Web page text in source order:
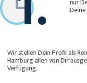
nur Deine
Wir stellen Dein Profil als Reinigungsfachkraft in
Hamburg allen von Dir ausgewählten Firmen zur
Verfügung.